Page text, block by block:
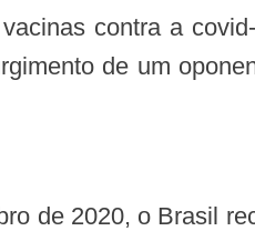
contra a
de um